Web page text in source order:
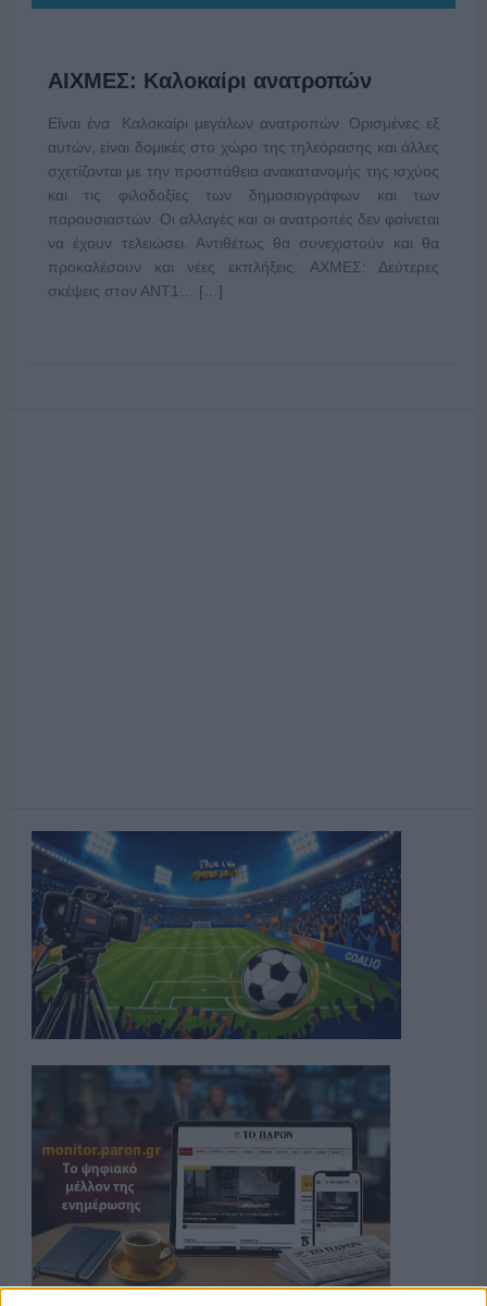
ΑΙΧΜΕΣ: Καλοκαίρι ανατροπών
Είναι ένα Καλοκαίρι μεγάλων ανατροπών. Ορισμένες εξ
αυτών, είναι δομικές στο χώρο της τηλεόρασης και άλλες
σχετίζονται με την προσπάθεια ανακατανομής της ισχύος
και τις φιλοδοξίες των δημοσιογράφων και των
παρουσιαστών. Οι αλλαγές και οι ανατροπές δεν φαίνεται
να έχουν τελειώσει. Αντιθέτως θα συνεχιστούν και θα
προκαλέσουν και νέες εκπλήξεις. ΑΧΜΕΣ: Δεύτερες
σκέψεις στον ΑΝΤ1… […]